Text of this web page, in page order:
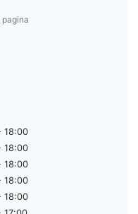
pagina
18:00
18:00
18:00
18:00
18:00